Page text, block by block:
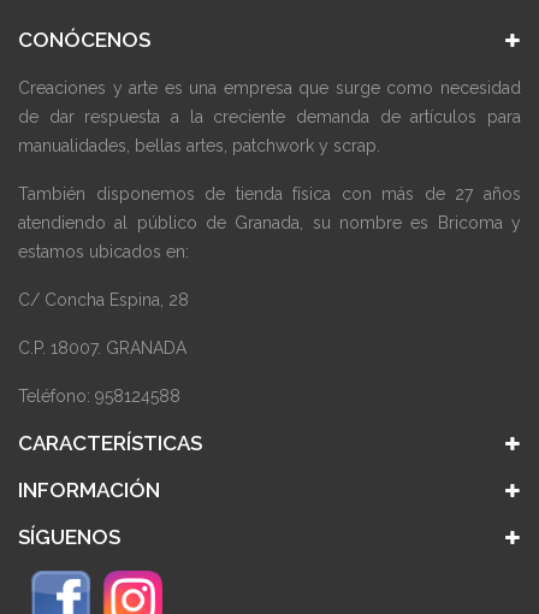
CONÓCENOS
Creaciones y arte es una empresa que surge como necesidad
de dar respuesta a la creciente demanda de artículos para
manualidades, bellas artes, patchwork y scrap.
También disponemos de tienda física con más de 27 años
atendiendo al público de Granada, su nombre es Bricoma y
estamos ubicados en:
C/ Concha Espina, 28
C.P. 18007. GRANADA
Teléfono: 958124588
CARACTERÍSTICAS
INFORMACIÓN
SÍGUENOS